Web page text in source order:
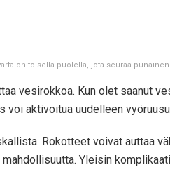
toisella puolella, jota seuraa
vesirokkoa. Kun olet saanut
voi aktivoitua uudelleen
Rokotteet voivat auttaa
Yleisin